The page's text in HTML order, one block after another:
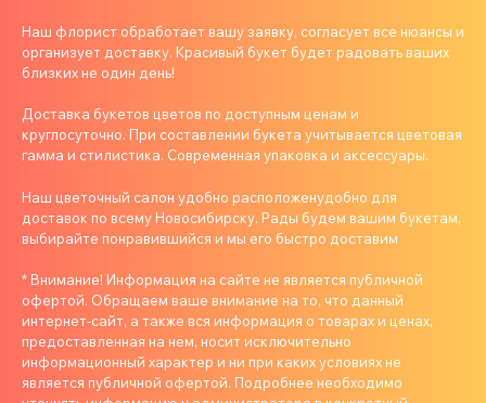
Наш флорист обработает вашу заявку, согласует все нюансы и
организует доставку. Красивый букет будет радовать ваших
близких не один день!
Доставка букетов цветов по доступным ценам и
круглосуточно. При составлении букета учитывается цветовая
гамма и стилистика. Современная упаковка и аксессуары.
Наш цветочный салон удобно расположенудобно для
доставок по всему Новосибирску. Рады будем вашим букетам,
выбирайте понравившийся и мы его быстро доставим
* Внимание! Информация на сайте не является публичной
офертой. Обращаем ваше внимание на то, что данный
интернет-сайт, а также вся информация о товарах и ценах,
предоставленная на нём, носит исключительно
информационный характер и ни при каких условиях не
является публичной офертой. Подробнее необходимо